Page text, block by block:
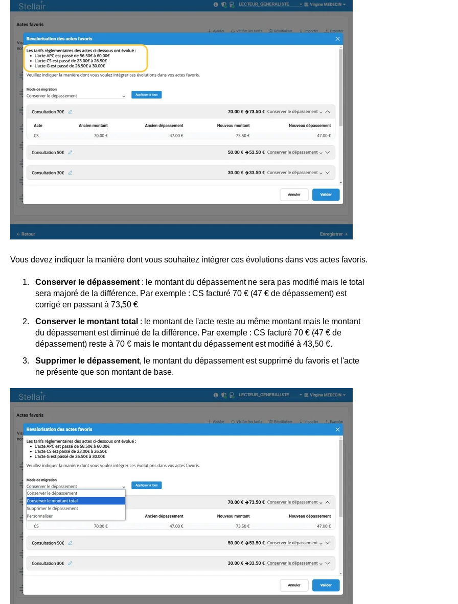
Vous devez indiquer la manière dont vous souhaitez intégrer ces évolutions dans vos actes favoris.
Conserver le dépassement: le montant du dépassement ne sera pas modifié mais le total
sera majoré de la différence. Par exemple : CS facturé 70 € (47 € de dépassement) est
corrigé en passant à 73,50 €
Conserver le montant total : le montant de l'acte reste au même montant mais le montant
du dépassement est diminué de la différence. Par exemple : CS facturé 70 € (47 € de
dépassement) reste à 70 € mais le montant du dépassement est modifié à 43,50 €.
Supprimer le dépassement, le montant du dépassement est supprimé du favoris et l'acte
ne présente que son montant de base.